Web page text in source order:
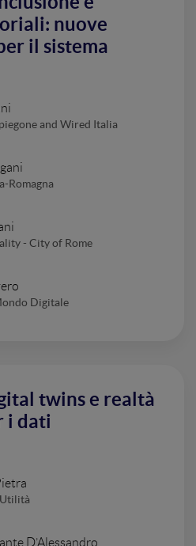
nuove
il sistema
and Wired Italia
Romagna
- City of Rome
Digitale
twins e realtà
i dati
D’Alessandro